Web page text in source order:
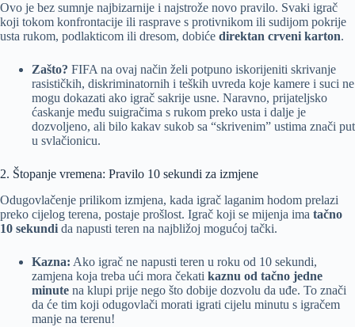
Ovo je bez sumnje najbizarnije i najstrože novo pravilo. Svaki igrač
koji tokom konfrontacije ili rasprave s protivnikom ili sudijom pokrije
usta rukom, podlakticom ili dresom, dobiće direktan crveni karton.
Zašto? FIFA na ovaj način želi potpuno iskorijeniti skrivanje
rasističkih, diskriminatornih i teških uvreda koje kamere i suci ne
mogu dokazati ako igrač sakrije usne. Naravno, prijateljsko
ćaskanje među suigračima s rukom preko usta i dalje je
dozvoljeno, ali bilo kakav sukob sa “skrivenim” ustima znači put
u svlačionicu.
2. Štopanje vremena: Pravilo 10 sekundi za izmjene
Odugovlačenje prilikom izmjena, kada igrač laganim hodom prelazi
preko cijelog terena, postaje prošlost. Igrač koji se mijenja ima tačno
10 sekundi da napusti teren na najbližoj mogućoj tački.
Kazna: Ako igrač ne napusti teren u roku od 10 sekundi,
zamjena koja treba ući mora čekati kaznu od tačno jedne
minute na klupi prije nego što dobije dozvolu da uđe. To znači
da će tim koji odugovlači morati igrati cijelu minutu s igračem
manje na terenu!